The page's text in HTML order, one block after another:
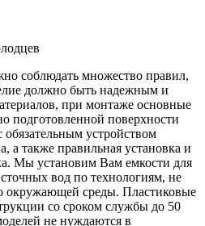
соблюдать множество правил,
должно быть надежным и
при монтаже основные
подготовленной поверхности
устройством
а также правильная установка и
Мы установим Вам емкости для
вод по технологиям, не
окружающей среды. Пластиковые
со сроком службы до 50
не нуждаются в